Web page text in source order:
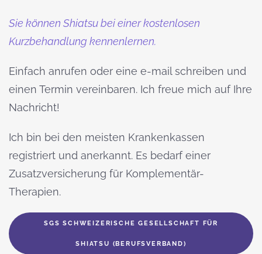
Sie können Shiatsu bei einer kostenlosen
Kurzbehandlung kennenlernen.
Einfach anrufen oder eine e-mail schreiben und
einen Termin vereinbaren. Ich freue mich auf Ihre
Nachricht!
Ich bin bei den meisten Krankenkassen
registriert und anerkannt. Es bedarf einer
Zusatzversicherung für Komplementär-
Therapien.
SGS SCHWEIZERISCHE GESELLSCHAFT FÜR
SHIATSU (BERUFSVERBAND)